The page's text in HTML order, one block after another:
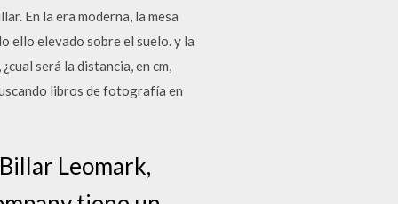
En la era moderna, la mesa
ello elevado sobre el suelo. y la
será la distancia, en cm,
libros de fotografía en
Leomark,